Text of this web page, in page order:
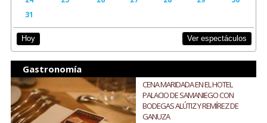
31
Hoy Ver espectáculos
Gastronomía
CENA MARIDADA EN EL HOTEL
PALACIO DE SAMANIEGO CON
BODEGAS ALÚTIZ Y REMÍREZ DE
GANUZA